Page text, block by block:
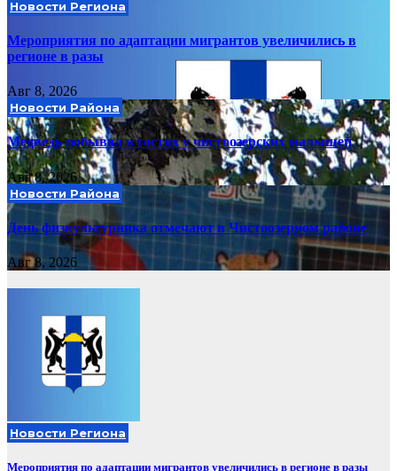
Новости Региона
Мероприятия по адаптации мигрантов увеличились в
регионе в разы
Авг 8, 2026
Новости Района
Медведь побывал в гостях у чистоозерских малышей
Авг 8, 2026
Новости Района
День физкультурника отмечают в Чистоозерном районе
Авг 8, 2026
Новости Региона
Мероприятия по адаптации мигрантов увеличились в регионе в разы